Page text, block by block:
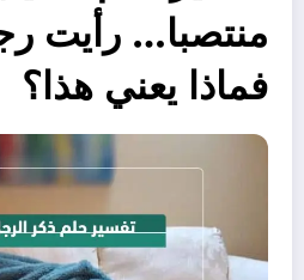
منتصبا… رأيت
فماذا يعني هذا؟